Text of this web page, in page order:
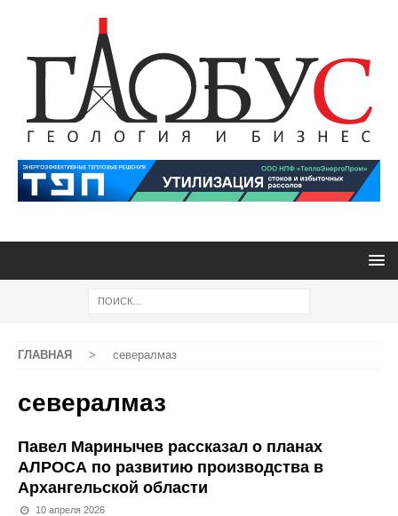
ГЛАВНАЯ > севералмаз
севералмаз
Павел Маринычев рассказал о планах
АЛРОСА по развитию производства в
Архангельской области
10 апреля 2026